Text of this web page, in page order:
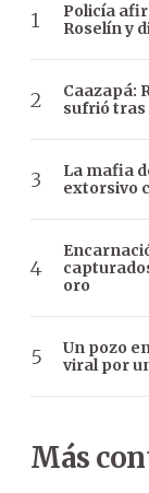
Policía
Roselín y
Caazapá:
sufrió tras
La mafia
extorsivo
oro
Un pozo
viral por
Más